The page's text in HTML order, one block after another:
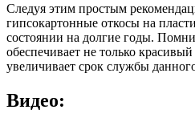
Следуя этим простым
гипсокартонные откосы на
состоянии на долгие годы.
обеспечивает не только
увеличивает срок службы
Видео: